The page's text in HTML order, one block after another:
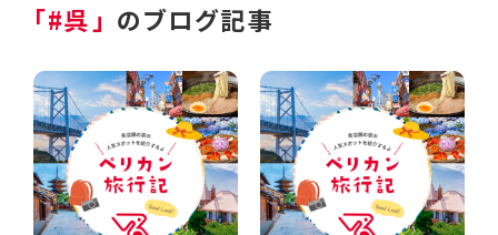
「#呉」 のブログ記事